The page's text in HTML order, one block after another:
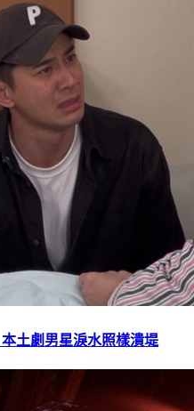
土劇男星淚水照樣潰堤